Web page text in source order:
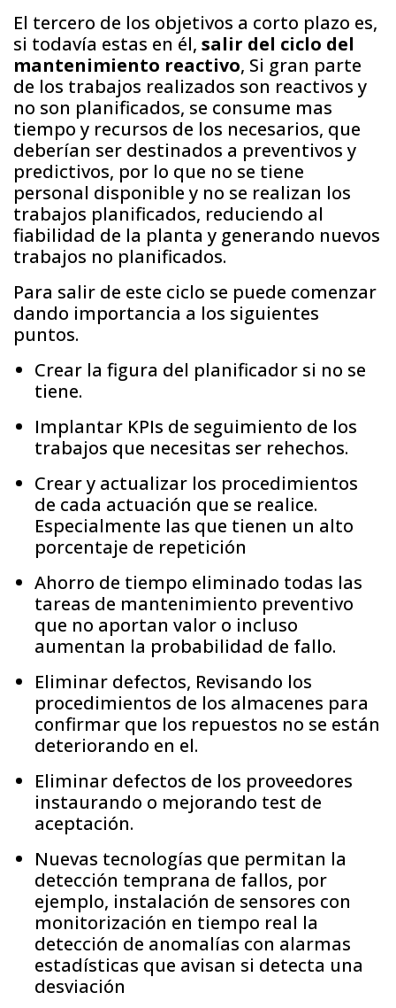
El tercero de los objetivos a corto plazo es,
si todavía estas en él, salir del ciclo del
mantenimiento reactivo, Si gran parte
de los trabajos realizados son reactivos y
no son planificados, se consume mas
tiempo y recursos de los necesarios, que
deberían ser destinados a preventivos y
predictivos, por lo que no se tiene
personal disponible y no se realizan los
trabajos planificados, reduciendo al
fiabilidad de la planta y generando nuevos
trabajos no planificados.
Para salir de este ciclo se puede comenzar
dando importancia a los siguientes
puntos.
Crear la figura del planificador si no se
tiene.
Implantar KPIs de seguimiento de los
trabajos que necesitas ser rehechos.
Crear y actualizar los procedimientos
de cada actuación que se realice.
Especialmente las que tienen un alto
porcentaje de repetición
Ahorro de tiempo eliminado todas las
tareas de mantenimiento preventivo
que no aportan valor o incluso
aumentan la probabilidad de fallo.
Eliminar defectos, Revisando los
procedimientos de los almacenes para
confirmar que los repuestos no se están
deteriorando en el.
Eliminar defectos de los proveedores
instaurando o mejorando test de
aceptación.
Nuevas tecnologías que permitan la
detección temprana de fallos, por
ejemplo, instalación de sensores con
monitorización en tiempo real la
detección de anomalías con alarmas
estadísticas que avisan si detecta una
desviación